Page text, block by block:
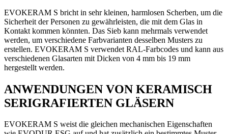
EVOKERAM S bricht in sehr kleinen, harmlosen Scherben, um die
Sicherheit der Personen zu gewährleisten, die mit dem Glas in
Kontakt kommen könnten. Das Sieb kann mehrmals verwendet
werden, um verschiedene Farbvarianten desselben Musters zu
erstellen. EVOKERAM S verwendet RAL-Farbcodes und kann aus
verschiedenen Glasarten mit Dicken von 4 mm bis 19 mm
hergestellt werden.
ANWENDUNGEN VON KERAMISCH
SERIGRAFIERTEN GLÄSERN
EVOKERAM S weist die gleichen mechanischen Eigenschaften